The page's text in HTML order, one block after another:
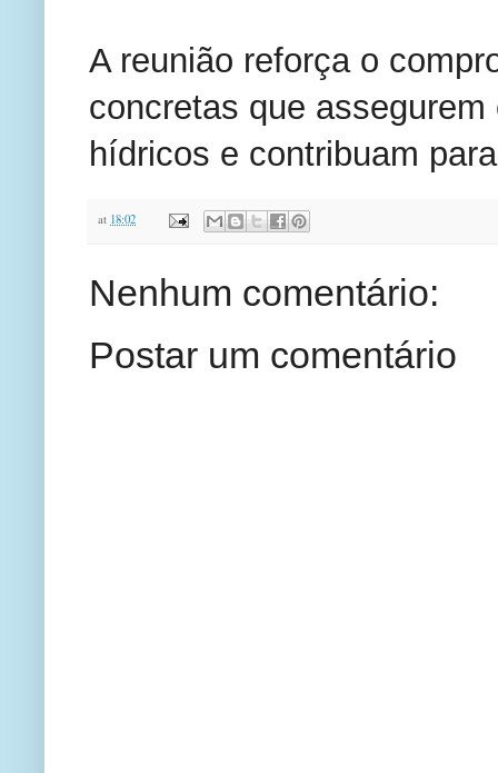
A reunião reforça o
concretas que
hídricos e contribuam
at 18:02
Nenhum comentário:
Postar um comentário